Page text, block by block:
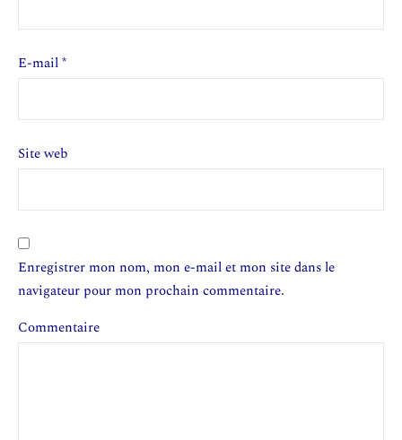
E-mail*
Site web
Enregistrer mon nom, mon e-mail et mon site dans le
navigateur pour mon prochain commentaire.
Commentaire